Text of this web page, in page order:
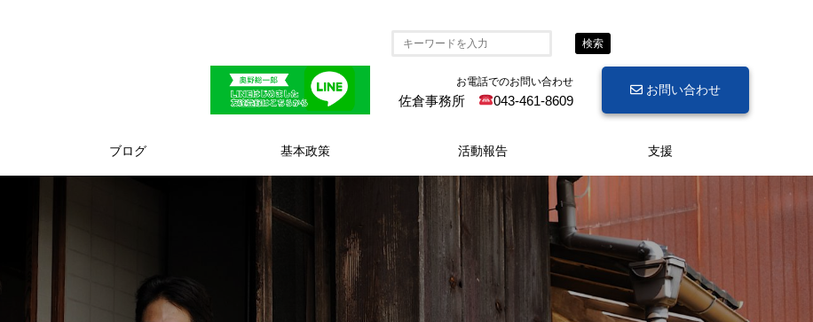
検索
お電話でのお問い合わせ
佐倉事務所 043-461-8609
お問い合わせ
ブログ 基本政策 活動報告 支援